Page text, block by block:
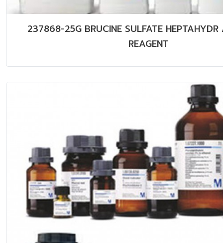
237868-25G BRUCINE SULFATE HEPTAHYDR
REAGENT